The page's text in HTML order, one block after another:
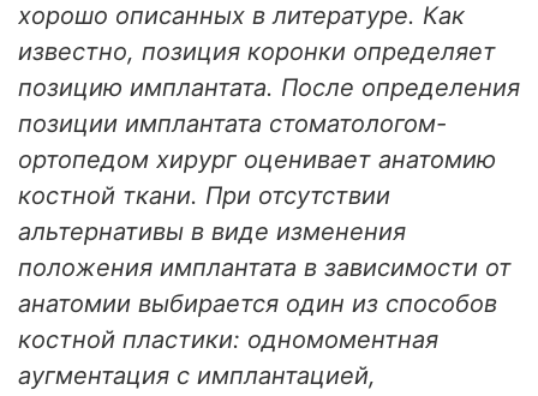
хорошо описанных в литературе. Как
известно, позиция коронки определяет
позицию имплантата. После определения
позиции имплантата стоматологом-
ортопедом хирург оценивает анатомию
костной ткани. При отсутствии
альтернативы в виде изменения
положения имплантата в зависимости от
анатомии выбирается один из способов
костной пластики: одномоментная
аугментация с имплантацией,